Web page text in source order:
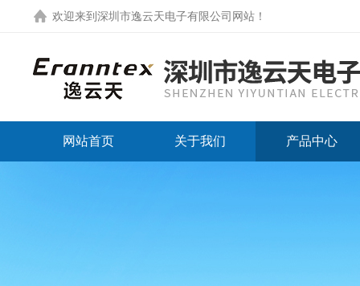
欢迎来到 深圳市逸云天电子有限公司网站 ！
网站首页 关于我们 产品中心